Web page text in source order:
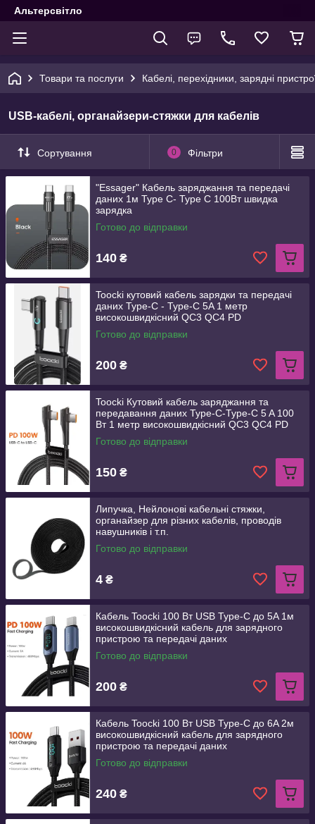
Альтерсвітло
Товари та послуги Кабелі, перехідники, зарядні
USB-кабелі, органайзери-стяжки для кабелів
Сортування 0 Фільтри
"Essager" Кабель заряджання та передачі
даних 1м Type C- Type C 100Вт швидка
зарядка
Готово до відправки
140 ₴
Toocki кутовий кабель зарядки та передачі
даних Type-C - Type-C 5A 1 метр
високошвидкісний QC3 QC4 PD
Готово до відправки
200 ₴
Toocki Кутовий кабель заряджання та
передавання даних Type-C-Type-C 5 A 100
Вт 1 метр високошвидкісний QC3 QC4 PD
Готово до відправки
150 ₴
Липучка, Нейлонові кабельні стяжки,
органайзер для різних кабелів, проводів
навушників і т.п.
Готово до відправки
4 ₴
Кабель Toocki 100 Вт USB Type-C до 5A 1м
високошвидкісний кабель для зарядного
пристрою та передачі даних
Готово до відправки
200 ₴
Кабель Toocki 100 Вт USB Type-C до 6A 2м
високошвидкісний кабель для зарядного
пристрою та передачі даних
Готово до відправки
240 ₴